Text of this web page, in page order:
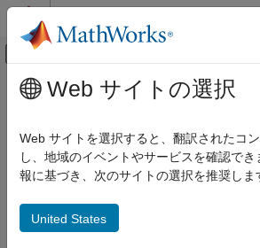
コンテンツへスキップ
オフキャンバス ナビ
ドキュメンテーションのホーム
メインコンテンツ
Web サイトの選択
Web サイトを選択すると、翻訳されたコ
し、地域のイベントやサービスを確認で
報に基づき、次のサイトの選択を推奨しま
United States